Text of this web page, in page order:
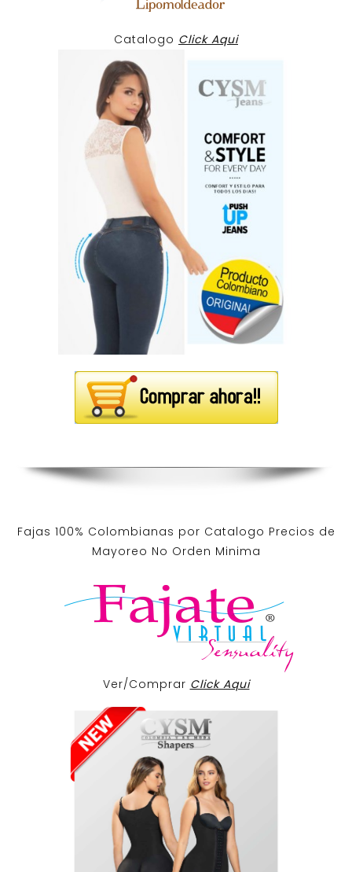
Catalogo Click Aqui
Fajas 100% Colombianas por Catalogo Precios de
Mayoreo No Orden Minima
Ver/Comprar Click Aqui